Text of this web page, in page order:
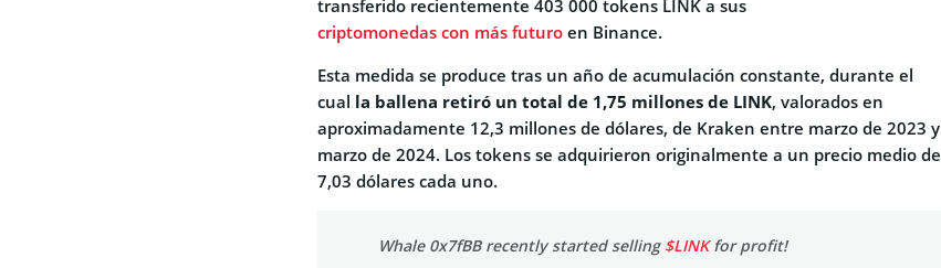
transferido recientemente 403 000 tokens LINK a sus
criptomonedas con más futuro en Binance.
Esta medida se produce tras un año de acumulación constante, durante el
cual la ballena retiró un total de 1,75 millones de LINK, valorados en
aproximadamente 12,3 millones de dólares, de Kraken entre marzo de 2023 y
marzo de 2024. Los tokens se adquirieron originalmente a un precio medio de
7,03 dólares cada uno.
Whale 0x7fBB recently started selling$LINKfor profit!